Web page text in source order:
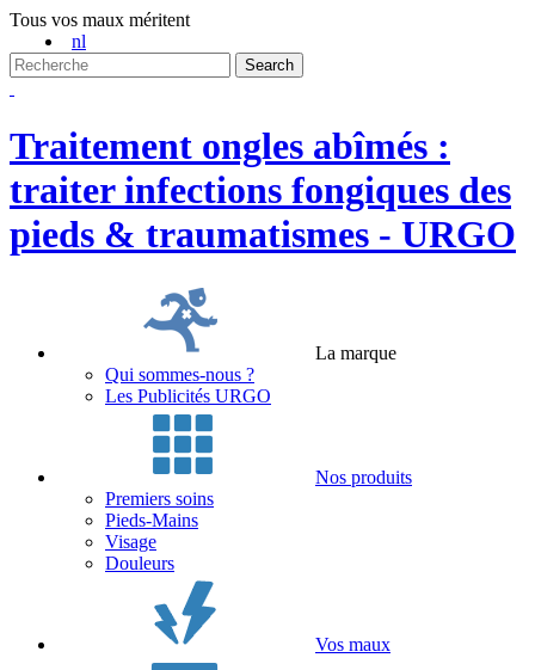
Tous vos maux méritent
nl
Traitement ongles abîmés :
traiter infections fongiques des
pieds & traumatismes - URGO
La marque
Qui sommes-nous ?
Les Publicités URGO
Nos produits
Premiers soins
Pieds-Mains
Visage
Douleurs
Vos maux